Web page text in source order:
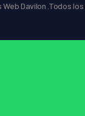
Davilon .Todos